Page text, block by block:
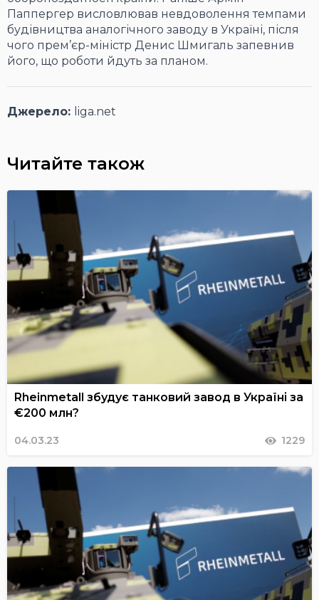
Паппергер висловлював невдоволення темпами
будівництва аналогічного заводу в Україні, після
чого прем’єр-міністр Денис Шмигаль запевнив
його, що роботи йдуть за планом.
Джерело: liga.net
Читайте також
Rheinmetall збудує танковий завод в Україні за
€200 млн?
04.03.23 1229